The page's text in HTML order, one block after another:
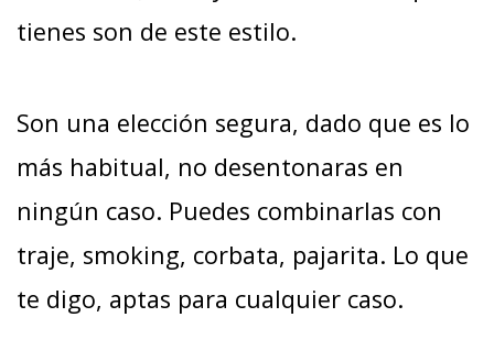
tienes son de este estilo.
Son una elección segura, dado que es lo
más habitual, no desentonaras en
ningún caso. Puedes combinarlas con
traje, smoking, corbata, pajarita. Lo que
te digo, aptas para cualquier caso.